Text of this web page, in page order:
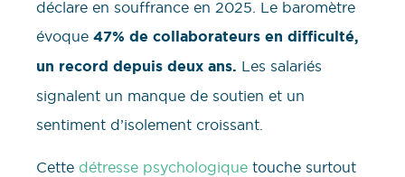
déclare en souffrance en 2025. Le baromètre
évoque 47% de collaborateurs en difficulté,
un record depuis deux ans. Les salariés
signalent un manque de soutien et un
sentiment d’isolement croissant.
Cette détresse psychologique touche surtout